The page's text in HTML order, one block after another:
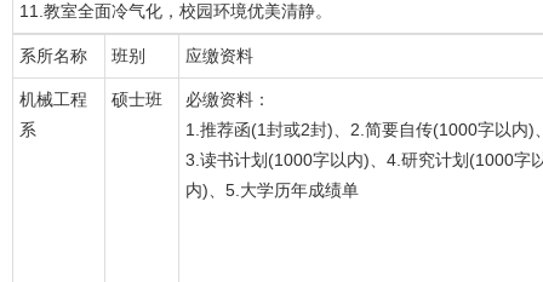
11.教室全面冷气化，校园环境优美清静。
系所名称 班别 应缴资料
机械工程
系
硕士班
必缴资料：
1.推荐函(1封或2封)、2.简要自传(1000字以内)
3.读书计划(1000字以内)、4.研究计划(1000字
内)、5.大学历年成绩单